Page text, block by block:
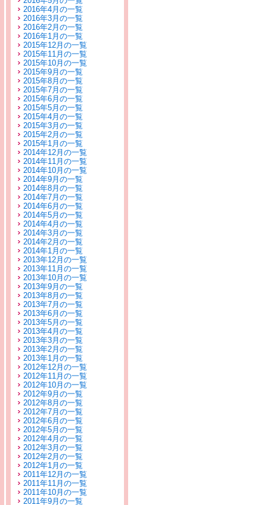
2016年4月の一覧
2016年3月の一覧
2016年2月の一覧
2016年1月の一覧
2015年12月の一覧
2015年11月の一覧
2015年10月の一覧
2015年9月の一覧
2015年8月の一覧
2015年7月の一覧
2015年6月の一覧
2015年5月の一覧
2015年4月の一覧
2015年3月の一覧
2015年2月の一覧
2015年1月の一覧
2014年12月の一覧
2014年11月の一覧
2014年10月の一覧
2014年9月の一覧
2014年8月の一覧
2014年7月の一覧
2014年6月の一覧
2014年5月の一覧
2014年4月の一覧
2014年3月の一覧
2014年2月の一覧
2014年1月の一覧
2013年12月の一覧
2013年11月の一覧
2013年10月の一覧
2013年9月の一覧
2013年8月の一覧
2013年7月の一覧
2013年6月の一覧
2013年5月の一覧
2013年4月の一覧
2013年3月の一覧
2013年2月の一覧
2013年1月の一覧
2012年12月の一覧
2012年11月の一覧
2012年10月の一覧
2012年9月の一覧
2012年8月の一覧
2012年7月の一覧
2012年6月の一覧
2012年5月の一覧
2012年4月の一覧
2012年3月の一覧
2012年2月の一覧
2012年1月の一覧
2011年12月の一覧
2011年11月の一覧
2011年10月の一覧
2011年9月の一覧